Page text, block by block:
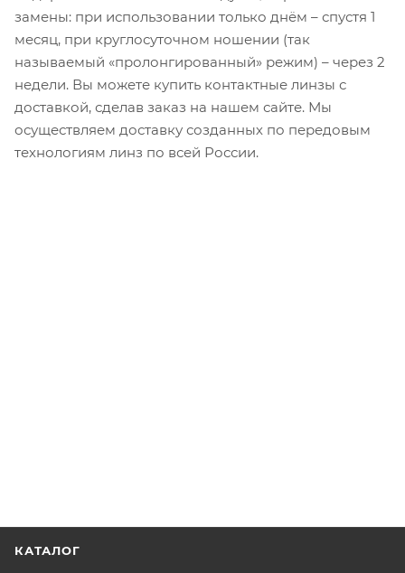
замены: при использовании только днём – спустя 1
месяц, при круглосуточном ношении (так
называемый «пролонгированный» режим) – через 2
недели. Вы можете купить контактные линзы с
доставкой, сделав заказ на нашем сайте. Мы
осуществляем доставку созданных по передовым
технологиям линз по всей России.
КАТАЛОГ